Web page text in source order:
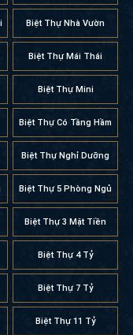
Biệt Thự Nhà Vườn
Biệt Thự Mái Thái
Biệt Thự Mini
Biệt Thự Có Tầng Hầm
Biệt Thự Nghỉ Dưỡng
Biệt Thự 5 Phòng Ngủ
Biệt Thự 3 Mặt Tiền
Biệt Thự 4 Tỷ
Biệt Thự 7 Tỷ
Biệt Thự 11 Tỷ